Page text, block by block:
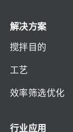
解决方案
搅拌目的
工艺
效率筛选优化
行业应用